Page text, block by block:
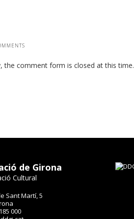
the comment form is closed at this time.
de Girona
Cultural
Sant Martí, 5
000